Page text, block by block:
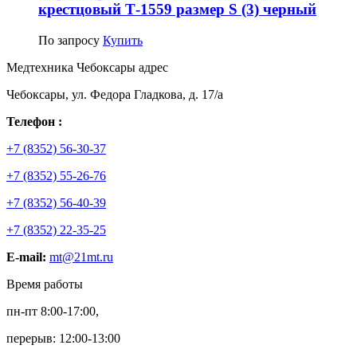
крестцовый Т-1559 размер S (3) черный
По запросу Купить
Медтехника Чебоксары адрес
Чебоксары, ул. Федора Гладкова, д. 17/а
Телефон :
+7 (8352) 56-30-37
+7 (8352) 55-26-76
+7 (8352) 56-40-39
+7 (8352) 22-35-25
E-mail: mt@21mt.ru
Время работы
пн-пт 8:00-17:00,
перерыв: 12:00-13:00